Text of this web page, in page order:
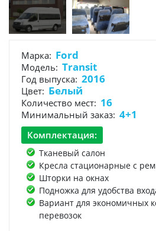
Марка: Ford
Модель: Transit
Год выпуска: 2016
Цвет: Белый
Количество мест: 16
Минимальный заказ: 4+1
Комплектация:
Тканевый салон
Кресла стационарные с
Шторки на окнах
Подножка для удобства
Вариант для экономичных
перевозок